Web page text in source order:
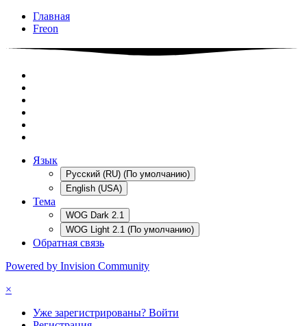
Главная
Freon
Язык
Русский (RU) (По умолчанию)
English (USA)
Тема
WOG Dark 2.1
WOG Light 2.1 (По умолчанию)
Обратная связь
Powered by Invision Community
×
Уже зарегистрированы? Войти